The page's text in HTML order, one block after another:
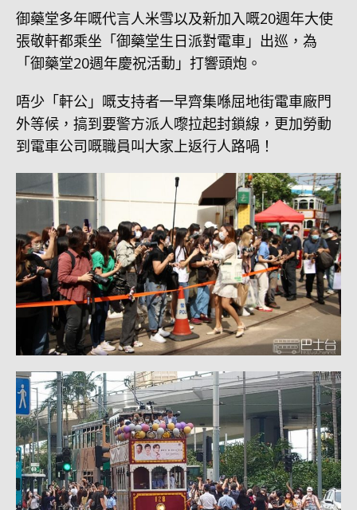
御藥堂多年嘅代言人米雪以及新加入嘅20週年大使
張敬軒都乘坐「御藥堂生日派對電車」出巡，為
「御藥堂20週年慶祝活動」打響頭炮。
唔少「軒公」嘅支持者一早齊集喺屈地街電車廠門
外等候，搞到要警方派人嚟拉起封鎖線，更加勞動
到電車公司嘅職員叫大家上返行人路喎！